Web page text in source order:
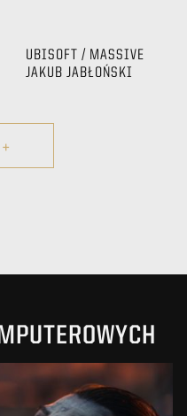
UBISOFT / MASSIVE
JAKUB JABŁOŃSKI
+